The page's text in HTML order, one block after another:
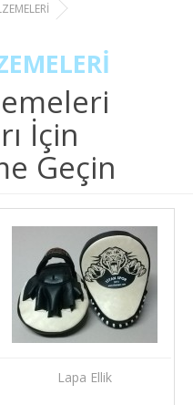
İçin
Geçin
Lapa Ellik